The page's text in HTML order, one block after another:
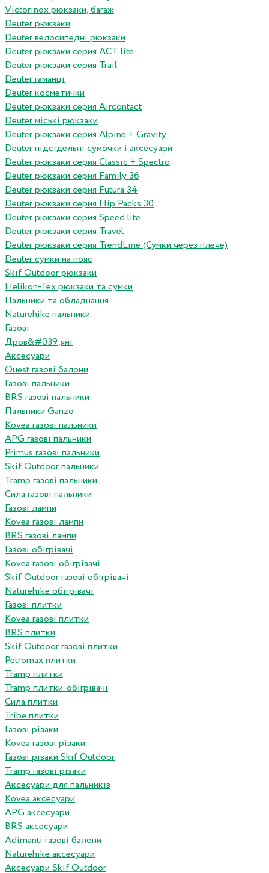
Victorinox рюкзаки, багаж
Deuter рюкзаки
Deuter велосипедні рюкзаки
Deuter рюкзаки серия ACT lite
Deuter рюкзаки серия Trail
Deuter гаманці
Deuter косметички
Deuter рюкзаки серия Aircontact
Deuter міські рюкзаки
Deuter рюкзаки серия Alpine + Gravity
Deuter підсідельні сумочки і аксесуари
Deuter рюкзаки серия Classic + Spectro
Deuter рюкзаки серия Family 36
Deuter рюкзаки серия Futura 34
Deuter рюкзаки серия Hip Packs 30
Deuter рюкзаки серия Speed lite
Deuter рюкзаки серия Travel
Deuter рюкзаки серия TrendLine (Сумки через плече)
Deuter сумки на пояс
Skif Outdoor рюкзаки
Helikon-Tex рюкзаки та сумки
Пальники та обладнання
Naturehike пальники
Газові
Дров&#039;яні
Аксесуари
Quest газові балони
Газові пальники
BRS газові пальники
Пальники Ganzo
Kovea газові пальники
APG газові пальники
Primus газові пальники
Skif Outdoor пальники
Tramp газові пальники
Сила газові пальники
Газові лампи
Kovea газові лампи
BRS газові лампи
Газові обігрівачі
Kovea газові обігрівачі
Skif Outdoor газові обігрівачі
Naturehike обігрівачі
Газові плитки
Kovea газові плитки
BRS плитки
Skif Outdoor газові плитки
Petromax плитки
Tramp плитки
Tramp плитки-обігрівачі
Сила плитки
Tribe плитки
Газові різаки
Kovea газові різаки
Газові різаки Skif Outdoor
Tramp газові різаки
Аксесуари для пальників
Kovea аксесуари
APG аксесуари
BRS аксесуари
Adimanti газові балони
Naturehike аксесуари
Аксесуари Skif Outdoor